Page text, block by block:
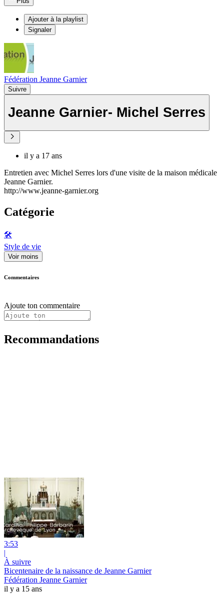
Ajouter à la playlist
Signaler
Fédération Jeanne Garnier
Suivre
Jeanne Garnier- Michel Serres
il y a 17 ans
Entretien avec Michel Serres lors d'une visite de la maison médicale
Jeanne Garnier.
http://www.jeanne-garnier.org
Catégorie
🛠️
Style de vie
Voir moins
Commentaires
Ajoute ton commentaire
Recommandations
3:53
|
À suivre
Bicentenaire de la naissance de Jeanne Garnier
Fédération Jeanne Garnier
il y a 15 ans